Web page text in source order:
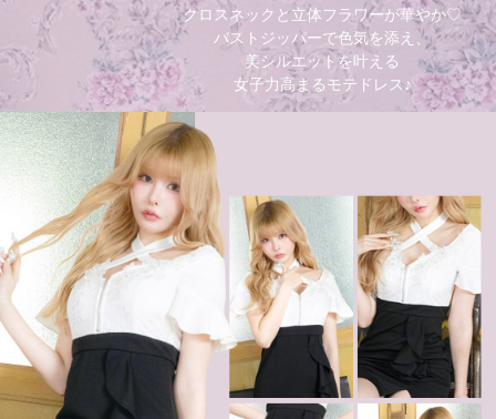
クロスネックと立体フラワーが華やか♡
バストジッパーで色気を添え、
美シルエットを叶える
女子力高まるモテドレス♪